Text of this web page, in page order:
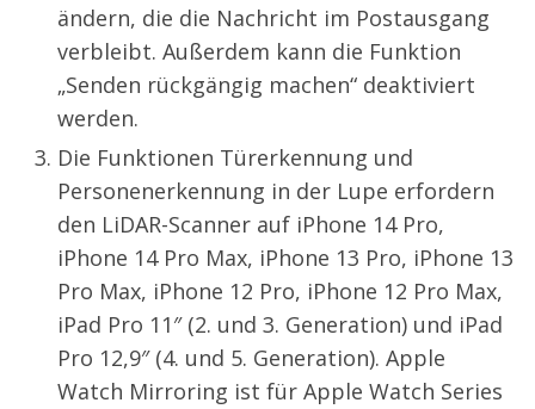
ändern, die die Nachricht im Postausgang
verbleibt. Außerdem kann die Funktion
„Senden rückgängig machen“ deaktiviert
werden.
Die Funktionen Türerkennung und
Personenerkennung in der Lupe erfordern
den LiDAR-Scanner auf iPhone 14 Pro,
iPhone 14 Pro Max, iPhone 13 Pro, iPhone 13
Pro Max, iPhone 12 Pro, iPhone 12 Pro Max,
iPad Pro 11″ (2. und 3. Generation) und iPad
Pro 12,9″ (4. und 5. Generation). Apple
Watch Mirroring ist für Apple Watch Series